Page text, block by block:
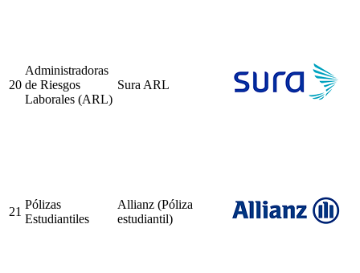
20
Administradoras
de Riesgos
Laborales (ARL)
Sura ARL
21
Pólizas
Estudiantiles
Allianz (Póliza
estudiantil)